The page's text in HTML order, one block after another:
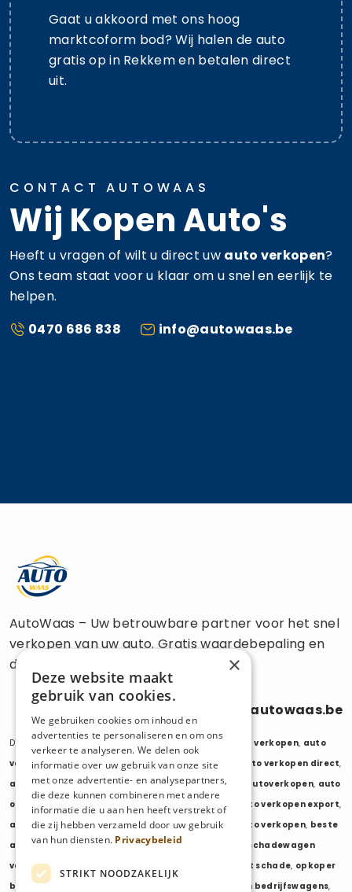
Gaat u akkoord met ons hoog
marktcoform bod? Wij halen de auto
gratis op in Rekkem en betalen direct
uit.
CONTACT AUTOWAAS
Wij Kopen Auto's
Heeft u vragen of wilt u direct uw auto verkopen?
Ons team staat voor u klaar om u snel en eerlijk te
helpen.
0470 686 838
info@autowaas.be
AutoWaas – Uw betrouwbare partner voor het snel
verkopen van uw auto. Gratis waardebepaling en
directe uitbetaling.
info@autowaas.be
Diensten: auto verkopen auto export verkopen, auto
verkopen export,auto verkopen zonder keuring auto verkopen direct,
auto tweedehands verkopen,mijn auto verkopen autoverkopen, auto
opkopers
opkoper auto , export auto verkopen auto verkopen export,
auto opkoper export,opkopen van auto's,oude auto verkopen, beste
auto opkoper,wij kopen auto's,wij kopen uw auto
schadewagen
verkopen
opkoper auto met schade, opkoper
bedrijfswagens
verkopen bedrijfswagens,
×
Deze website maakt
gebruik van cookies.
We gebruiken cookies om inhoud en
advertenties te personaliseren en om ons
verkeer te analyseren. We delen ook
informatie over uw gebruik van onze site
met onze advertentie- en analysepartners,
die deze kunnen combineren met andere
informatie die u aan hen heeft verstrekt of
die zij hebben verzameld door uw gebruik
van hun diensten. Privacybeleid
STRIKT NOODZAKELIJK